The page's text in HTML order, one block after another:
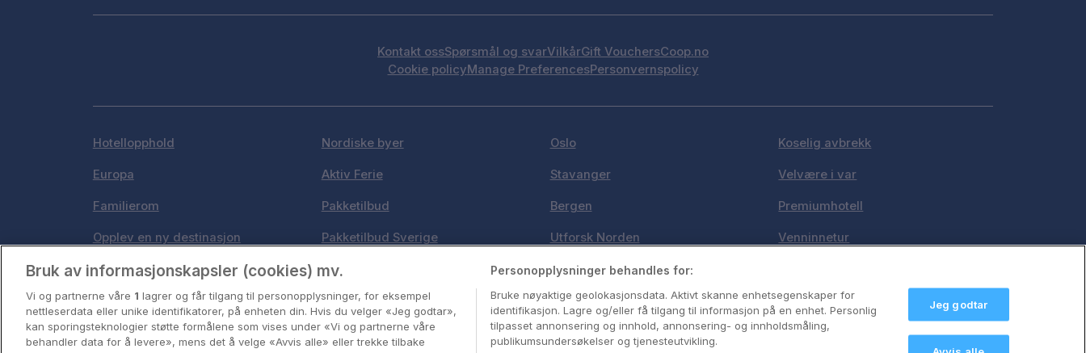
Kontakt ossSpørsmål og svarVilkårGift VouchersCoop.no
Cookie policyManage PreferencesPersonvernspolicy
Hotellopphold
Europa
Familierom
Opplev en ny destinasjon
Norges beste reisemål
Storbyweekend
Nordiske byer
Aktiv Ferie
Pakketilbud
Pakketilbud Sverige
Byferie i Norge
Kystdestinasjoner
Oslo
Stavanger
Bergen
Utforsk Norden
Om Coop HotellKupp
Konkurranse
Koselig avbrekk
Velvære i var
Premiumhotell
Venninnetur
Bruk av informasjonskapsler (cookies) mv.
Vi og partnerne våre 1 lagrer og får tilgang til personopplysninger, for eksempel
nettleserdata eller unike identifikatorer, på enheten din. Hvis du velger «Jeg godtar»,
kan sporingsteknologier støtte formålene som vises under «Vi og partnerne våre
behandler data for å levere», mens det å velge «Avvis alle» eller trekke tilbake
Personopplysninger behandles for:
Bruke nøyaktige geolokasjonsdata. Aktivt skanne enhetsegenskaper for
identifikasjon. Lagre og/eller få tilgang til informasjon på en enhet. Personlig
tilpasset annonsering og innhold, annonsering- og innholdsmåling,
publikumsundersøkelser og tjenesteutvikling.
Jeg godtar